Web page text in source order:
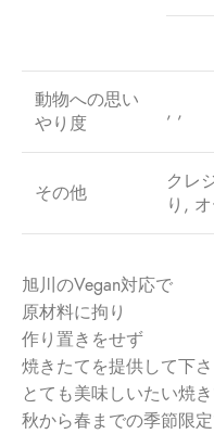
動物への思い
やり度
, ,
その他
クレ
り,
旭川のVegan対応で
原材料に拘り
作り置きをせず
焼きたてを提供して下
とても美味しいたい焼
秋から春までの季節限